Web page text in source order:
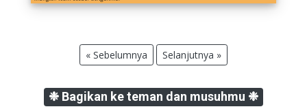
« Sebelumnya Selanjutnya »
❉ Bagikan ke teman dan musuhmu ❉